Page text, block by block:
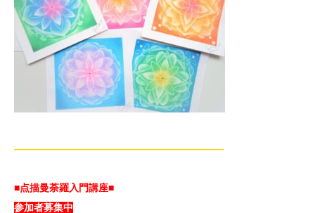
—————————————————————-
■点描曼荼羅入門講座■
参加者募集中